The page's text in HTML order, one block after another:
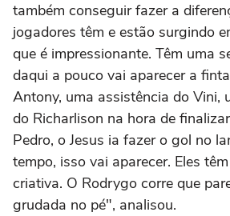
também conseguir fazer a
jogadores têm e estão surgindo
que é impressionante. Têm uma
daqui a pouco vai aparecer a
Antony, uma assistência do Vini,
do Richarlison na hora de
Pedro, o Jesus ia fazer o gol no
tempo, isso vai aparecer. Eles
criativa. O Rodrygo corre que
grudada no pé", analisou.